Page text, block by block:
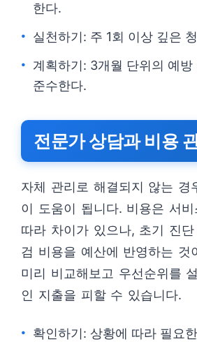
한다.
실천하기: 주 1회 이상 깊은
계획하기: 3개월 단위의 예방
준수한다.
전문가 상담과 비용
자체 관리로 해결되지 않는 경
이 도움이 됩니다. 비용은 서
따라 차이가 있으나, 초기 진
검 비용을 예산에 반영하는 것
미리 비교해보고 우선순위를
인 지출을 피할 수 있습니다.
확인하기: 상황에 따라 필요